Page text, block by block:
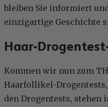
bleiben Sie informiert
einzigartige Geschichte
Haar-
Kommen wir nun zum
Haarfollikel-
den Drogentests,